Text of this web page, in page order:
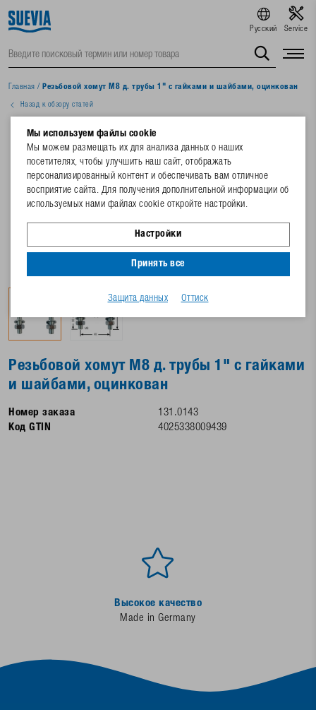
Русский Service
Главная / Резьбовой хомут M8 д. трубы 1" с гайками и шайбами, оцинкован
Назад к обзору статей
Резьбовой хомут M8 д. трубы 1" с гайками
и шайбами, оцинкован
Номер заказа
131.0143
Код GTIN
4025338009439
Высокое качество
Made in Germany
Мы используем файлы cookie
Мы можем размещать их для анализа данных о наших
посетителях, чтобы улучшить наш сайт, отображать
персонализированный контент и обеспечивать вам отличное
восприятие сайта. Для получения дополнительной информации об
используемых нами файлах cookie откройте настройки.
Настройки
Принять все
Защита данных Оттиск